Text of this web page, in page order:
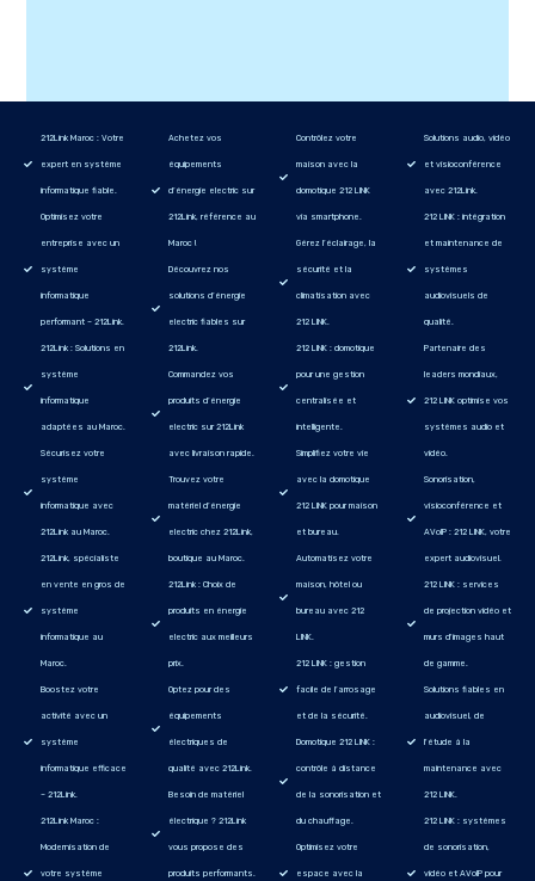
212Link Maroc : Votre
expert en système
informatique fiable.
Optimisez votre
entreprise avec un
système
informatique
performant – 212Link.
212Link : Solutions en
système
informatique
adaptées au Maroc.
Sécurisez votre
système
informatique avec
212Link au Maroc.
212Link, spécialiste
en vente en gros de
système
informatique au
Maroc.
Boostez votre
activité avec un
système
informatique efficace
– 212Link.
212Link Maroc :
Modernisation de
votre système
Achetez vos
équipements
d’énergie electric sur
212Link, référence au
Maroc !
Découvrez nos
solutions d’énergie
electric fiables sur
212Link.
Commandez vos
produits d’énergie
electric sur 212Link
avec livraison rapide.
Trouvez votre
matériel d’énergie
electric chez 212Link,
boutique au Maroc.
212Link : Choix de
produits en énergie
electric aux meilleurs
prix.
Optez pour des
équipements
électriques de
qualité avec 212Link.
Besoin de matériel
électrique ? 212Link
vous propose des
produits performants.
Contrôlez votre
maison avec la
domotique 212 LINK
via smartphone.
Gérez l’éclairage, la
sécurité et la
climatisation avec
212 LINK.
212 LINK : domotique
pour une gestion
centralisée et
intelligente.
Simplifiez votre vie
avec la domotique
212 LINK pour maison
et bureau.
Automatisez votre
maison, hôtel ou
bureau avec 212
LINK.
212 LINK : gestion
facile de l’arrosage
et de la sécurité.
Domotique 212 LINK :
contrôle à distance
de la sonorisation et
du chauffage.
Optimisez votre
espace avec la
Solutions audio, vidéo
et visioconférence
avec 212Link.
212 LINK : intégration
et maintenance de
systèmes
audiovisuels de
qualité.
Partenaire des
leaders mondiaux,
212 LINK optimise vos
systèmes audio et
vidéo.
Sonorisation,
visioconférence et
AVoIP : 212 LINK, votre
expert audiovisuel.
212 LINK : services
de projection vidéo et
murs d'images haut
de gamme.
Solutions fiables en
audiovisuel, de
l'étude à la
maintenance avec
212 LINK.
212 LINK : systèmes
de sonorisation,
vidéo et AVoIP pour